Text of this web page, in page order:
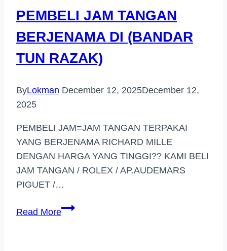
PEMBELI JAM TANGAN
BERJENAMA DI (BANDAR
TUN RAZAK)
ByLokman December 12, 2025December 12,
2025
PEMBELI JAM=JAM TANGAN TERPAKAI
YANG BERJENAMA RICHARD MILLE
DENGAN HARGA YANG TINGGI?? KAMI BELI
JAM TANGAN / ROLEX / AP.AUDEMARS
PIGUET /…
Read MorePEMBELI